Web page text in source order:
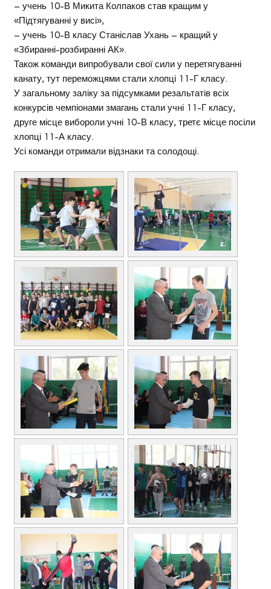
– учень 10-В Микита Колпаков став кращим у
«Підтягуванні у висі»,
– учень 10-В класу Станіслав Ухань – кращий у
«Збиранні-розбиранні АК».
Також команди випробували свої сили у перетягуванні
канату, тут переможцями стали хлопці 11-Г класу.
У загальному заліку за підсумками резальтатів всіх
конкурсів чемпіонами змагань стали учні 11-Г класу,
друге місце вибороли учні 10-В класу, третє місце посіли
хлопці 11-А класу.
Усі команди отримали відзнаки та солодощі.